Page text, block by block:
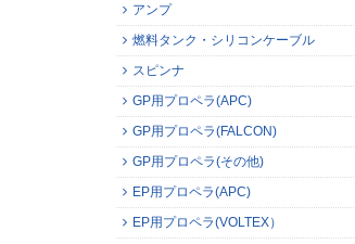
アンプ
燃料タンク・シリコンケーブル
スピンナ
GP用プロペラ(APC)
GP用プロペラ(FALCON)
GP用プロペラ(その他)
EP用プロペラ(APC)
EP用プロペラ(VOLTEX）